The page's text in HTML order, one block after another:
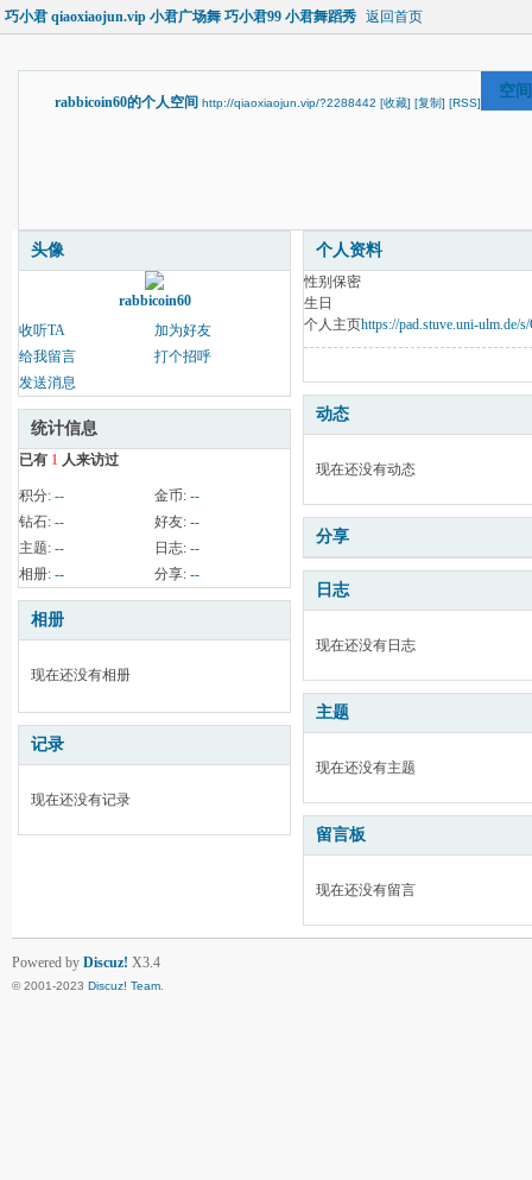
巧小君 qiaoxiaojun.vip 小君广场舞 巧小君99 小君舞蹈秀 返回首页
rabbicoin60的个人空间 http://qiaoxiaojun.vip/?2288442 [收藏] [复制] [RSS]
空
头像
rabbicoin60
收听TA
加为好友
给我留言
打个招呼
发送消息
统计信息
已有 1 人来访过
积分: -- 金币: --
钻石: -- 好友: --
主题: -- 日志: --
相册: -- 分享: --
相册
现在还没有相册
记录
现在还没有记录
个人资料
性别 保密
生日
个人主页https://pad.stuve.uni-ulm.de/
动态
现在还没有动态
分享
日志
现在还没有日志
主题
现在还没有主题
留言板
现在还没有留言
Powered by Discuz! X3.4
© 2001-2023 Discuz! Team